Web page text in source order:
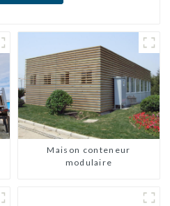
Maison conteneur
modulaire